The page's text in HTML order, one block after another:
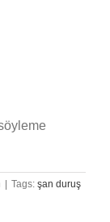
| Tags: şan duruş